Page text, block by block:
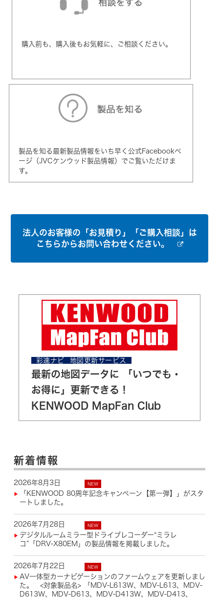
購入前も、購入後もお気軽に、ご相談ください。
製品を知る最新製品情報をいち早く公式Facebookペ
ージ（JVCケンウッド製品情報）でご覧いただけま
す。
法人のお客様の「お見積り」「ご購入相談」は
こちらからお問い合わせください。
彩速ナビ 地図更新サービス
最新の地図データに 「いつでも・
お得に」更新できる！
KENWOOD MapFan Club
新着情報
2026年8月3日
「KENWOOD 80周年記念キャンペーン【第一弾】」がスタ
ートしました。
2026年7月28日
デジタルルームミラー型ドライブレコーダー“ミラレ
コ”「DRV-X80EM」の製品情報を掲載しました。
2026年7月22日
AV一体型カーナビゲーションのファームウェアを更新しまし
た。 <対象製品名> 「MDV-L613W、MDV-L613、MDV-
D613W、MDV-D613、MDV-D413W、MDV-D413、